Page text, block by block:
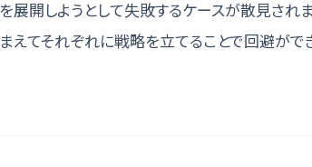
を展開しようとして失敗するケースが散見され
まえてそれぞれに戦略を立てることで回避が